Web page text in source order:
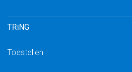
TRiNG
Toestellen